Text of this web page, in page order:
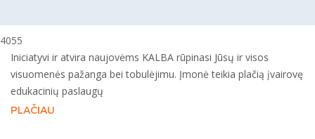
4055
Iniciatyvi ir atvira naujovėms KALBA rūpinasi Jūsų ir visos
visuomenės pažanga bei tobulėjimu. Įmonė teikia plačią įvairovę
edukacinių paslaugų
PLAČIAU